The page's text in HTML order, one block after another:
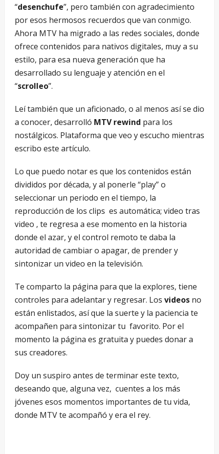
“desenchufe”, pero también con agradecimiento
por esos hermosos recuerdos que van conmigo.
Ahora MTV ha migrado a las redes sociales, donde
ofrece contenidos para nativos digitales, muy a su
estilo, para esa nueva generación que ha
desarrollado su lenguaje y atención en el
“scrolleo”.
Leí también que un aficionado, o al menos así se dio
a conocer, desarrolló MTV rewind para los
nostálgicos. Plataforma que veo y escucho mientras
escribo este artículo.
Lo que puedo notar es que los contenidos están
divididos por década, y al ponerle “play” o
seleccionar un periodo en el tiempo, la
reproducción de los clips es automática; video tras
video , te regresa a ese momento en la historia
donde el azar, y el control remoto te daba la
autoridad de cambiar o apagar, de prender y
sintonizar un video en la televisión.
Te comparto la página para que la explores, tiene
controles para adelantar y regresar. Los videos no
están enlistados, así que la suerte y la paciencia te
acompañen para sintonizar tu favorito. Por el
momento la página es gratuita y puedes donar a
sus creadores.
Doy un suspiro antes de terminar este texto,
deseando que, alguna vez, cuentes a los más
jóvenes esos momentos importantes de tu vida,
donde MTV te acompañó y era el rey.